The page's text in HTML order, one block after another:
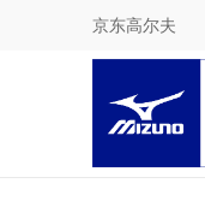
京东高尔夫